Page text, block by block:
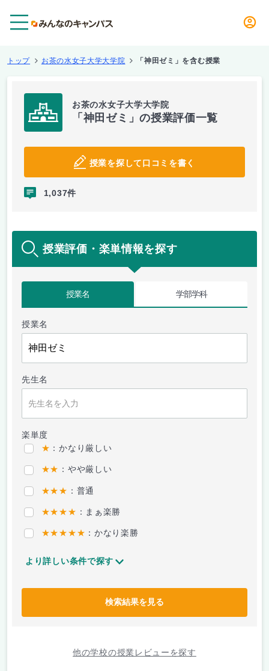
トップ お茶の水女子大学大学院 「神田ゼミ」を含む授業
お茶の水女子大学大学院
「神田ゼミ」の授業評価一覧
授業を探して口コミを書く
1,037件
授業評価・楽単情報を探す
授業名 学部学科
授業名
先生名
楽単度
★ ：かなり厳しい
★★ ：やや厳しい
★★★ ：普通
★★★★ ：まぁ楽勝
★★★★★ ：かなり楽勝
より詳しい条件で探す
検索結果を見る
他の学校の授業レビューを探す